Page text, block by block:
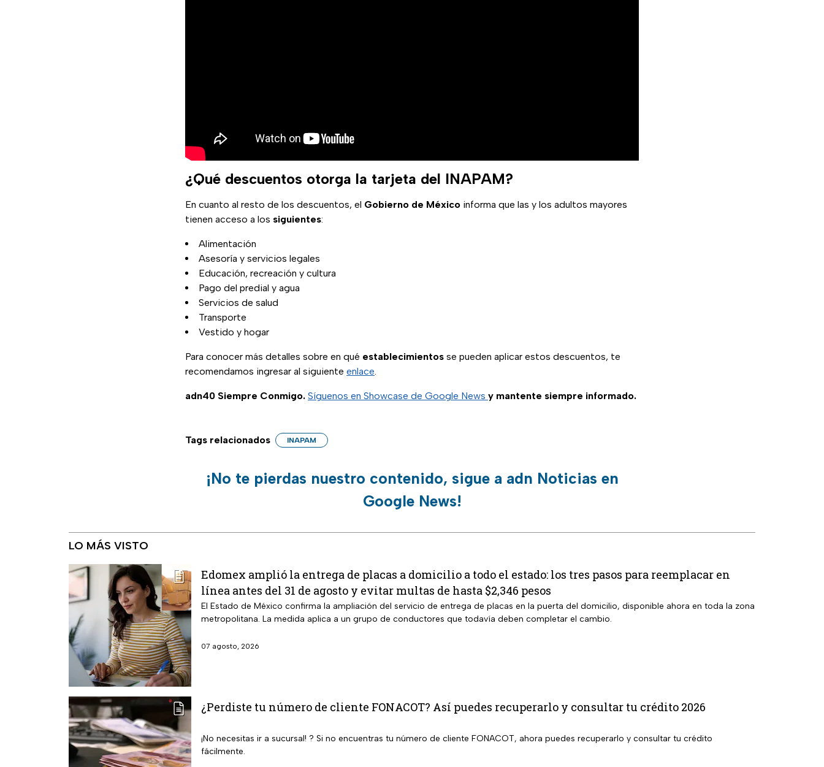
¿Qué descuentos otorga la tarjeta del INAPAM?
En cuanto al resto de los descuentos, el Gobierno de México informa que las y los adultos mayores
tienen acceso a los siguientes:
Alimentación
Asesoría y servicios legales
Educación, recreación y cultura
Pago del predial y agua
Servicios de salud
Transporte
Vestido y hogar
Para conocer más detalles sobre en qué establecimientos se pueden aplicar estos descuentos, te
recomendamos ingresar al siguiente enlace.
adn40 Siempre Conmigo. Síguenos en Showcase de Google News y mantente siempre informado.
Tags relacionados INAPAM
¡No te pierdas nuestro contenido, sigue a adn Noticias en
Google News!
LO MÁS VISTO
Edomex amplió la entrega de placas a domicilio a todo el estado: los tres pasos para reemplacar en
línea antes del 31 de agosto y evitar multas de hasta $2,346 pesos
El Estado de México confirma la ampliación del servicio de entrega de placas en la puerta del domicilio, disponible ahora en toda la zona
metropolitana. La medida aplica a un grupo de conductores que todavía deben completar el cambio.
07 agosto, 2026
¿Perdiste tu número de cliente FONACOT? Así puedes recuperarlo y consultar tu crédito 2026
¡No necesitas ir a sucursal! ? Si no encuentras tu número de cliente FONACOT, ahora puedes recuperarlo y consultar tu crédito
fácilmente.